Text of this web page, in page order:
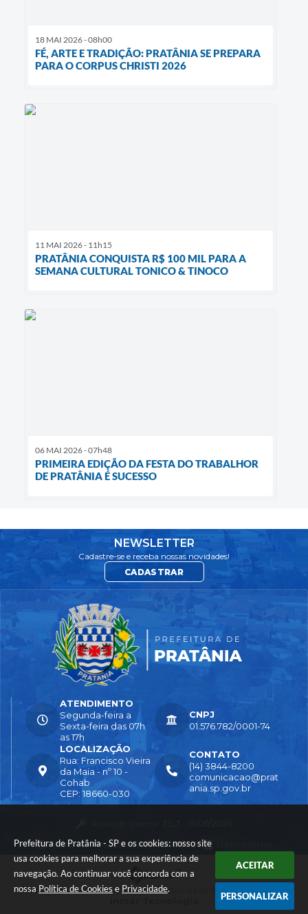
Prefeitura de Pratânia - SP e os cookies: nosso site
usa cookies para melhorar a sua experiência de
navegação. Ao continuar você concorda com a
nossa Política de Cookies e Privacidade.
ACEITAR
PERSONALIZAR
18 MAI 2026 - 08h00
FÉ, ARTE E TRADIÇÃO: PRATÂNIA SE PREPARA
PARA O CORPUS CHRISTI 2026
11 MAI 2026 - 11h15
PRATÂNIA CONQUISTA R$ 100 MIL PARA A
SEMANA CULTURAL TONICO & TINOCO
06 MAI 2026 - 07h48
PRIMEIRA EDIÇÃO DA FESTA DO TRABALHOR
DE PRATÂNIA É SUCESSO
NEWSLETTER
Cadastre-se e receba nossas novidades!
CADASTRAR
LOCALIZAÇÃO
Rua: Francisco Vieira
da Maia - nº 10 -
Cohab
CEP: 18660-030
CONTATO
(14) 3844-8200
comunicacao@prat
ania.sp.gov.br
ATENDIMENTO
Segunda-feira a
Sexta-feira das 07h
as 17h
CNPJ
01.576.782/0001-74
Portal atualizado em:04/08/2026 16:55
© Copyright Instar - 2006-2026. Todos os direitos reservados -